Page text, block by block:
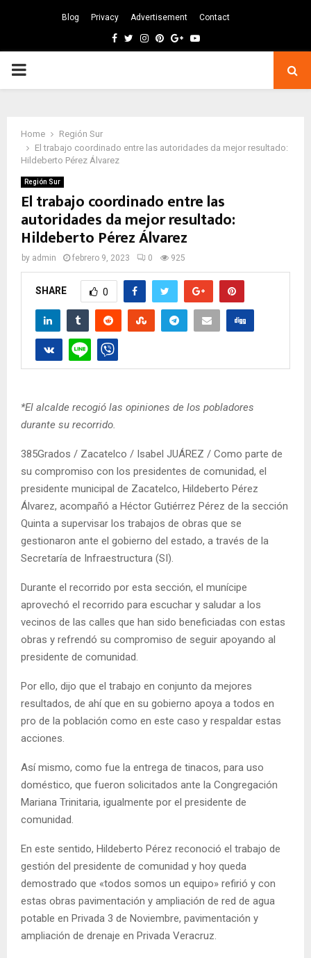
Blog Privacy Advertisement Contact
Facebook
TwitterInstagram
Pinterest
GoogleYoutube
PRIMARY
Home
Región Sur
El trabajo coordinado entre las autoridades da mejor resultado:
Hildeberto Pérez Álvarez
Región Sur
El trabajo coordinado entre las
autoridades da mejor resultado:
Hildeberto Pérez Álvarez
by admin febrero 9, 2023 0 925
SHARE 0
*El alcalde recogió las opiniones de los pobladores
durante su recorrido.
385Grados / Zacatelco / Isabel JUÁREZ / Como parte de
su compromiso con los presidentes de comunidad, el
presidente municipal de Zacatelco, Hildeberto Pérez
Álvarez, acompañó a Héctor Gutiérrez Pérez de la sección
Quinta a supervisar los trabajos de obras que se
gestionaron ante el gobierno del estado, a través de la
Secretaría de Infraestructura (SI).
Durante el recorrido por esta sección, el munícipe
aprovechó el recorrido para escuchar y saludar a los
vecinos de las calles que han sido beneficiadas con estas
obras y refrendó su compromiso de seguir apoyando al
presidente de comunidad.
Por ello, dijo que el trabajo en conjunto da mejores
resultados, de ahí que en su gobierno apoya a todos en
pro de la población como en este caso y respaldar estas
acciones.
Así mismo, como fue la entrega de tinacos, para uso
doméstico, que fueron solicitados ante la Congregación
Mariana Trinitaria, igualmente por el presidente de
comunidad.
En este sentido, Hildeberto Pérez reconoció el trabajo de
gestión del presidente de comunidad y hoy queda
demostrado que «todos somos un equipo» refirió y con
estas obras pavimentación y ampliación de red de agua
potable en Privada 3 de Noviembre, pavimentación y
ampliación de drenaje en Privada Veracruz.